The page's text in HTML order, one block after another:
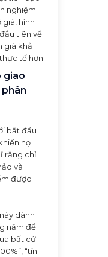
nghiệm
hình
tiên về
giá khả
tế hơn.
giao
bắt đầu
họ
rằng chỉ
và
được
dành
năm để
bất cứ
“tín